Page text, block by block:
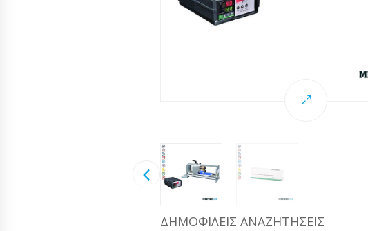
ΔΗΜΟΦΙΛΕΊΣ ΑΝΑΖΗΤΉΣΕΙΣ